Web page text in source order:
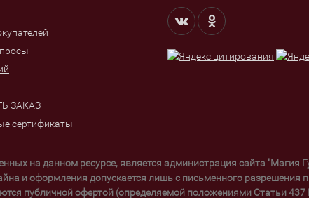
ЗАКАЗ
сертификаты
на данном ресурсе, является администрация сайта "Магия
и оформления допускается лишь с письменного разрешения
публичной офертой (определяемой положениями Статьи